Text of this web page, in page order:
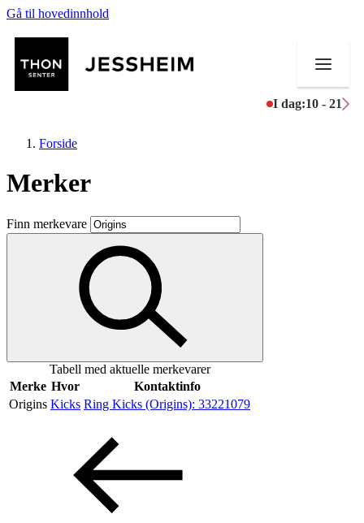
Gå til hovedinnhold
I dag:10 - 21
Butikker
Mat og drikke
Aktiviteter
Inspirasjon
Forside
Merker
Finn merkevare
Tabell med aktuelle merkevarer
Merke Hvor
Kontaktinfo
Origins Kicks Ring Kicks (Origins): 33221079